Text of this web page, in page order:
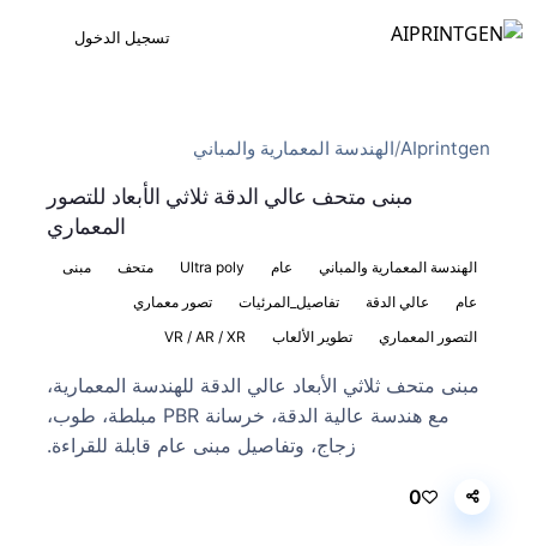
تسجيل الدخول
AIprintgen
/الهندسة المعمارية والمباني
مبنى متحف عالي الدقة ثلاثي الأبعاد للتصور
المعماري
الهندسة المعمارية والمباني عام Ultra poly متحف
مبنى
عام
عالي الدقة تفاصيل_المرئيات
تصور معماري
التصور المعماري
تطوير الألعاب VR / AR / XR
مبنى متحف ثلاثي الأبعاد عالي الدقة للهندسة المعمارية،
مع هندسة عالية الدقة، خرسانة PBR مبلطة، طوب،
زجاج، وتفاصيل مبنى عام قابلة للقراءة.
0